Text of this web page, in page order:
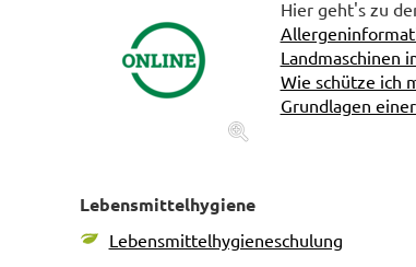
Hier geht's zu
Landmaschinen
Wie schütze ich
Grundlagen
Lebensmittelhygiene
Lebensmittelhygieneschulung